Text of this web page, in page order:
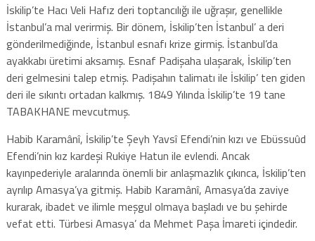
İskilip’te Hacı Veli Hafız deri toptancılığı ile uğraşır, genellikle
İstanbul’a mal verirmiş. Bir dönem, İskilip’ten İstanbul’ a deri
gönderilmediğinde, İstanbul esnafı krize girmiş. İstanbul’da
ayakkabı üretimi aksamış. Esnaf Padişaha ulaşarak, İskilip’ten
deri gelmesini talep etmiş. Padişahın talimatı ile İskilip’ ten giden
deri ile sıkıntı ortadan kalkmış. 1849 Yılında İskilip’te 19 tane
TABAKHANE mevcutmuş.
Habib Karamânî, İskilip’te Şeyh Yavsî Efendi’nin kızı ve Ebüssuûd
Efendi’nin kız kardeşi Rukiye Hatun ile evlendi. Ancak
kayınpederiyle aralarında önemli bir anlaşmazlık çıkınca, İskilip’ten
ayrılıp Amasya’ya gitmiş. Habib Karamânî, Amasya’da zaviye
kurarak, ibadet ve ilimle meşgul olmaya başladı ve bu şehirde
vefat etti. Türbesi Amasya’ da Mehmet Paşa İmareti içindedir.